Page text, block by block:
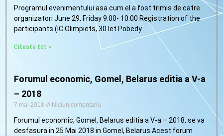
Programul evenimentului asa cum el a fost trimis de catre
organizatori June 29, Friday 9.00- 10.00 Registration of the
participants (IC Olimpiets, 30 let Pobedy
Citeste tot »
Forumul economic, Gomel, Belarus editia a V-a
– 2018
7 mai 2018 Niciun comentariu
Forumul economic, Gomel, Belarus editia a V-a – 2018, se va
desfasura in 25 Mai 2018 in Gomel, Belarus Acest forum